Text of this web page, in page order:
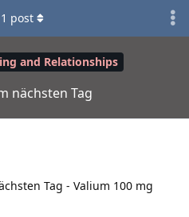
and Relationships
nächsten Tag
1 post
Tag - Valium 100 mg